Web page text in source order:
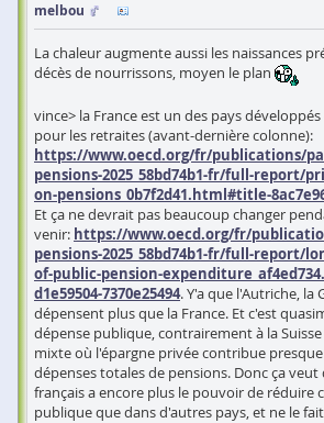
melbou
La chaleur augmente aussi les naissances
décès de nourrissons, moyen le plan
vince> la France est un des pays
pour les retraites (avant-dernière colonne):
https://www.oecd.org/fr/publications/
pensions-2025_58bd74b1-fr/full-report/
on-pensions_0b7f2d41.html#title-
Et ça ne devrait pas beaucoup changer
venir: https://www.oecd.org/fr/
pensions-2025_58bd74b1-fr/full-report/
of-public-pension-
d1e59504-7370e25494. Y'a que l'Autriche, la
dépensent plus que la France. Et c'est
dépense publique, contrairement à la
mixte où l'épargne privée contribue
dépenses totales de pensions. Donc ça
français a encore plus le pouvoir de réduire
publique que dans d'autres pays, et ne le